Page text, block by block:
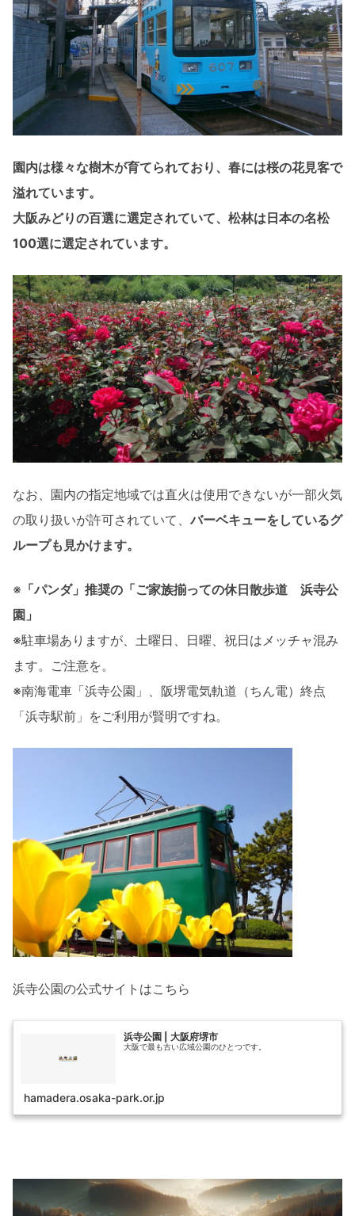
園内は様々な樹木が育てられており、春には桜の花見客で
溢れています。
大阪みどりの百選に選定されていて、松林は日本の名松
100選に選定されています。
なお、園内の指定地域では直火は使用できないが一部火気
の取り扱いが許可されていて、バーベキューをしているグ
ループも見かけます。
※ 「パンダ」推奨の「ご家族揃っての休日散歩道 浜寺公
園」
※駐車場ありますが、土曜日、日曜、祝日はメッチャ混み
ます。ご注意を。
※南海電車「浜寺公園」、阪堺電気軌道（ちん電）終点
「浜寺駅前」をご利用が賢明ですね。
浜寺公園の公式サイトはこちら
浜寺公園 | 大阪府堺市
大阪で最も古い広域公園のひとつです。
hamadera.osaka-park.or.jp